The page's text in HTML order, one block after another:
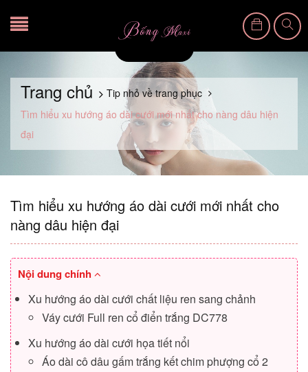
Trang chủ
Tip nhỏ về trang phục
Tìm hiểu xu hướng áo dài cưới mới nhất cho nàng dâu hiện
đại
Tìm hiểu xu hướng áo dài cưới mới nhất cho
nàng dâu hiện đại
Nội dung chính
Xu hướng áo dài cưới chất liệu ren sang chảnh
Váy cưới Full ren cổ điển trắng DC778
Xu hướng áo dài cưới họa tiết nổi
Áo dài cô dâu gấm trắng kết chim phượng cổ 2